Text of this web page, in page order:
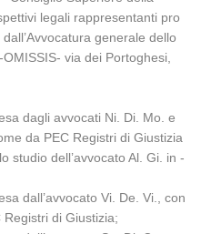
legali rappresentanti pro
generale dello
via dei Portoghesi,
dagli avvocati Ni. Di. Mo. e
da PEC Registri di Giustizia
studio dell’avvocato Al. Gi. in -
dall’avvocato Vi. De. Vi., con
di Giustizia;